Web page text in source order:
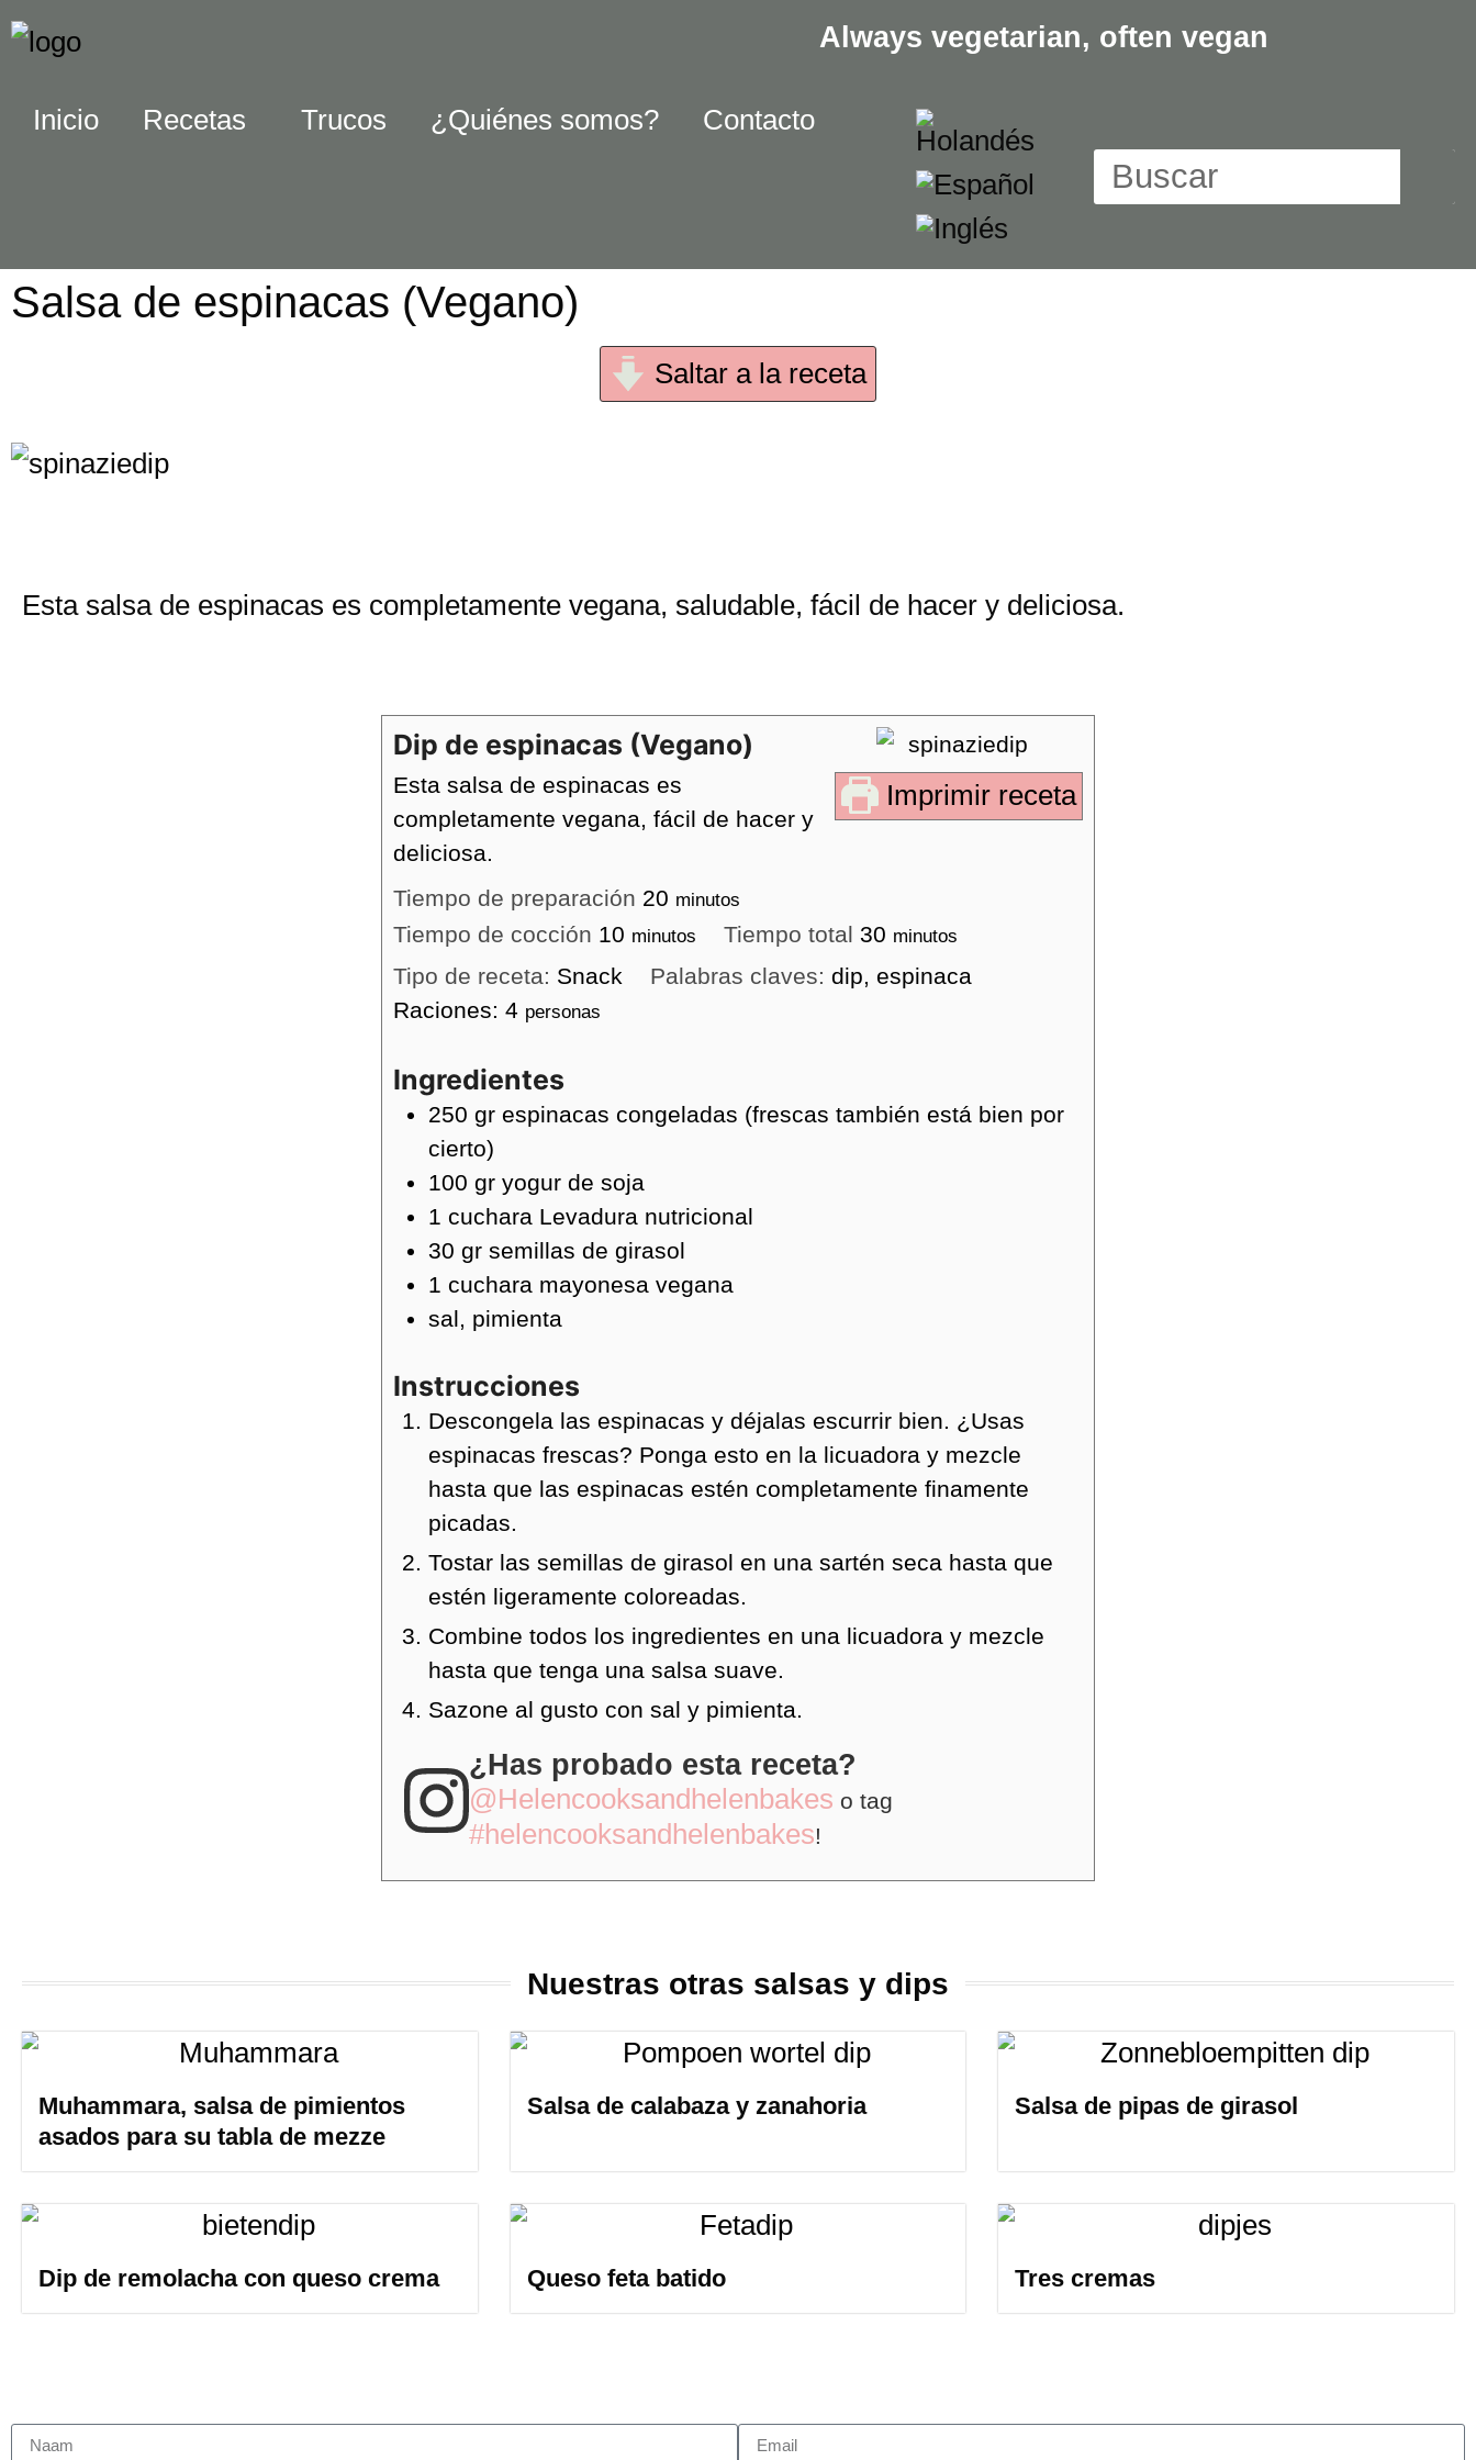
Always vegetarian, often vegan
Inicio Recetas Trucos ¿Quiénes somos? Contacto
Salsa de espinacas (Vegano)
Saltar a la receta
Esta salsa de espinacas es completamente vegana, saludable, fácil de hacer y deliciosa.
Imprimir receta
Dip de espinacas (Vegano)
Esta salsa de espinacas es
completamente vegana, fácil de hacer y
deliciosa.
Tiempo de preparación 20 minutos
Tiempo de cocción 10 minutos Tiempo total 30 minutos
Tipo de receta: Snack Palabras claves: dip, espinaca
Raciones: 4 personas
Ingredientes
250 gr espinacas congeladas (frescas también está bien por
cierto)
100 gr yogur de soja
1 cuchara Levadura nutricional
30 gr semillas de girasol
1 cuchara mayonesa vegana
sal, pimienta
Instrucciones
Descongela las espinacas y déjalas escurrir bien. ¿Usas
espinacas frescas? Ponga esto en la licuadora y mezcle
hasta que las espinacas estén completamente finamente
picadas.
Tostar las semillas de girasol en una sartén seca hasta que
estén ligeramente coloreadas.
Combine todos los ingredientes en una licuadora y mezcle
hasta que tenga una salsa suave.
Sazone al gusto con sal y pimienta.
¿Has probado esta receta?
@Helencooksandhelenbakes o tag
#helencooksandhelenbakes!
Nuestras otras salsas y dips
Muhammara, salsa de pimientos
asados para su tabla de mezze
Salsa de calabaza y zanahoria Salsa de pipas de girasol
Dip de remolacha con queso crema Queso feta batido Tres cremas